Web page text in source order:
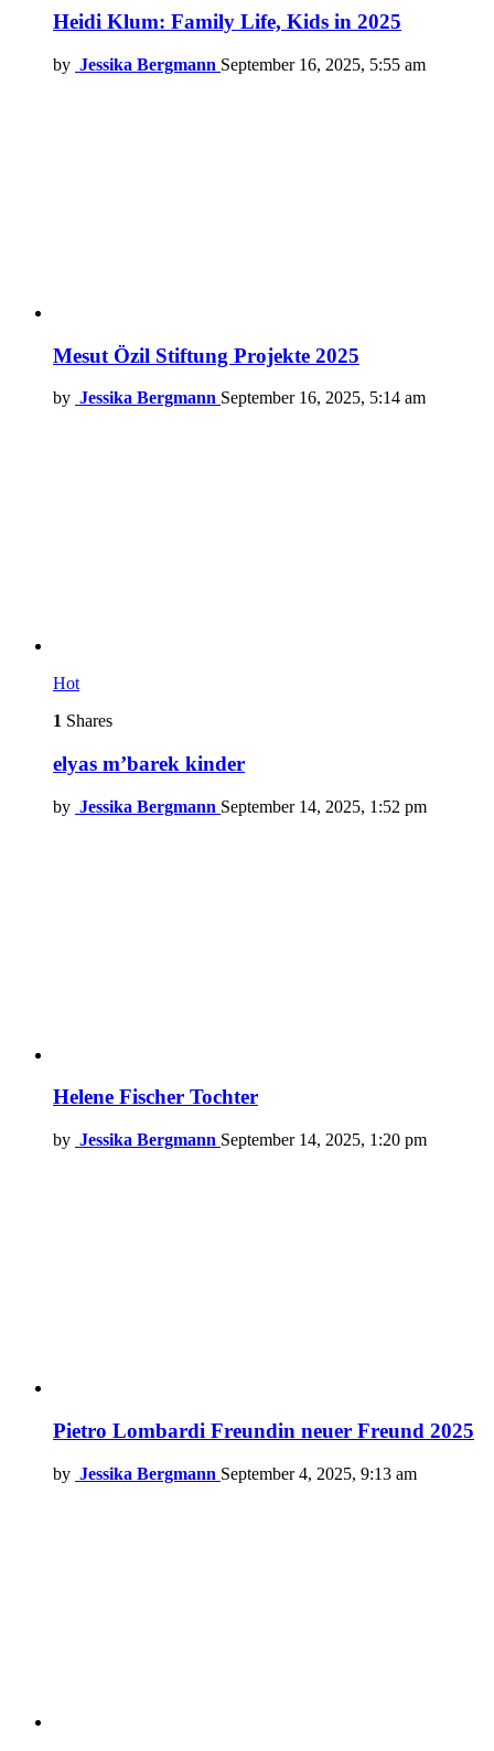
Heidi Klum: Family Life, Kids in 2025
by Jessika Bergmann September 16, 2025, 5:55 am
Mesut Özil Stiftung Projekte 2025
by Jessika Bergmann September 16, 2025, 5:14 am
Hot
1 Shares
elyas m’barek kinder
by Jessika Bergmann September 14, 2025, 1:52 pm
Helene Fischer Tochter
by Jessika Bergmann September 14, 2025, 1:20 pm
Pietro Lombardi Freundin neuer Freund 2025
by Jessika Bergmann September 4, 2025, 9:13 am